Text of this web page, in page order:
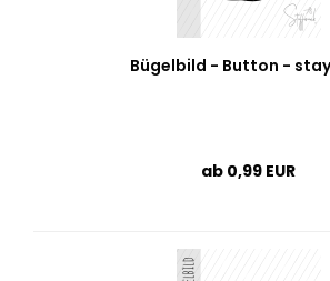
Bügelbild - Button -
ab 0,99 EUR